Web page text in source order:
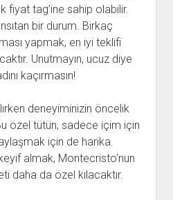
fiyat tag’ine sahip olabilir.
bir durum. Birkaç
yapmak, en iyi teklifi
Unutmayın, ucuz diye
kaçırmasın!
deneyiminizin öncelik
özel tütün, sadece içim için
için de harika.
almak, Montecristo'nun
daha da özel kılacaktır.